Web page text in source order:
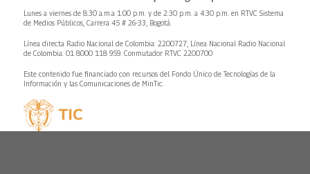
Lunes a viernes de 8:30 a.m.a 1:00 p.m. y de 2:30 p.m. a 4:30 p.m. en RTVC Sistema
de Medios Públicos, Carrera 45 # 26-33, Bogotá.
Línea directa Radio Nacional de Colombia: 2200727, Línea Nacional Radio Nacional
de Colombia: 01 8000 118 959. Conmutador RTVC 2200700
Este contenido fue financiado con recursos del Fondo Único de Tecnologías de la
Información y las Comunicaciones de MinTic.